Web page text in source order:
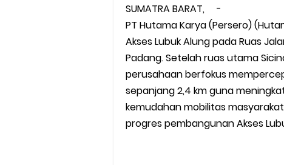
SUMATRA BARAT, -
PT Hutama Karya (Persero)
Akses Lubuk Alung pada Ruas
Padang. Setelah ruas utama
perusahaan berfokus
sepanjang 2,4 km guna
kemudahan mobilitas
progres pembangunan Akses